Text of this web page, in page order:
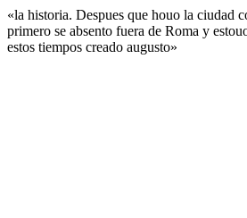
«la historia. Despues que houo la ciudad
primero se absento fuera de Roma y
estos tiempos creado augusto»